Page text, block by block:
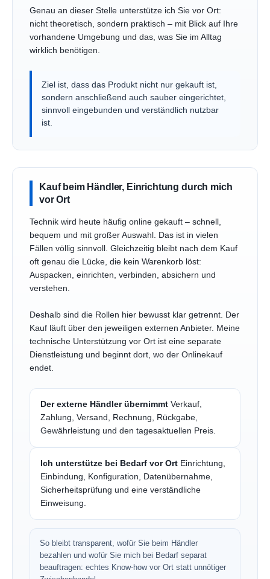
Genau an dieser Stelle unterstütze ich Sie vor Ort:
nicht theoretisch, sondern praktisch – mit Blick auf Ihre
vorhandene Umgebung und das, was Sie im Alltag
wirklich benötigen.
Ziel ist, dass das Produkt nicht nur gekauft ist,
sondern anschließend auch sauber eingerichtet,
sinnvoll eingebunden und verständlich nutzbar
ist.
Kauf beim Händler, Einrichtung durch mich
vor Ort
Technik wird heute häufig online gekauft – schnell,
bequem und mit großer Auswahl. Das ist in vielen
Fällen völlig sinnvoll. Gleichzeitig bleibt nach dem Kauf
oft genau die Lücke, die kein Warenkorb löst:
Auspacken, einrichten, verbinden, absichern und
verstehen.
Deshalb sind die Rollen hier bewusst klar getrennt. Der
Kauf läuft über den jeweiligen externen Anbieter. Meine
technische Unterstützung vor Ort ist eine separate
Dienstleistung und beginnt dort, wo der Onlinekauf
endet.
Der externe Händler übernimmt Verkauf,
Zahlung, Versand, Rechnung, Rückgabe,
Gewährleistung und den tagesaktuellen Preis.
Ich unterstütze bei Bedarf vor Ort Einrichtung,
Einbindung, Konfiguration, Datenübernahme,
Sicherheitsprüfung und eine verständliche
Einweisung.
So bleibt transparent, wofür Sie beim Händler
bezahlen und wofür Sie mich bei Bedarf separat
beauftragen: echtes Know-how vor Ort statt unnötiger